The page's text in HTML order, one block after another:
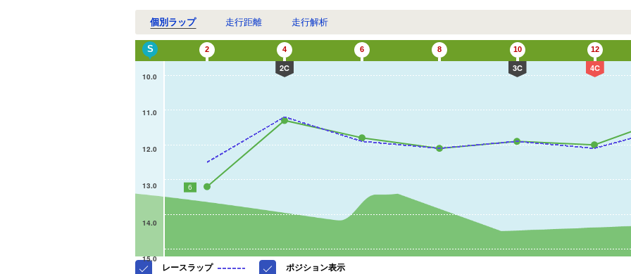
個別ラップ 走行距離 走行解析
10.0
11.0
12.0
13.0
14.0
15.0
S 2 4
2C
6 8 10
3C
12
4C
6
レースラップ ポジション表示